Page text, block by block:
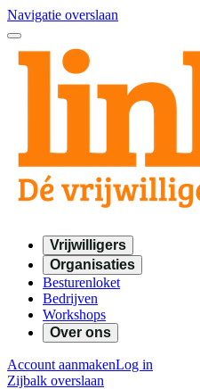
Navigatie overslaan
Vrijwilligers
Organisaties
Besturenloket
Bedrijven
Workshops
Over ons
Account aanmakenLog in
Zijbalk overslaan